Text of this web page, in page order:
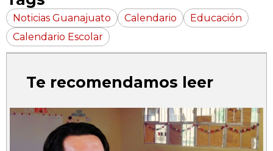
Noticias Guanajuato Calendario
Educación
Calendario Escolar
Te recomendamos leer